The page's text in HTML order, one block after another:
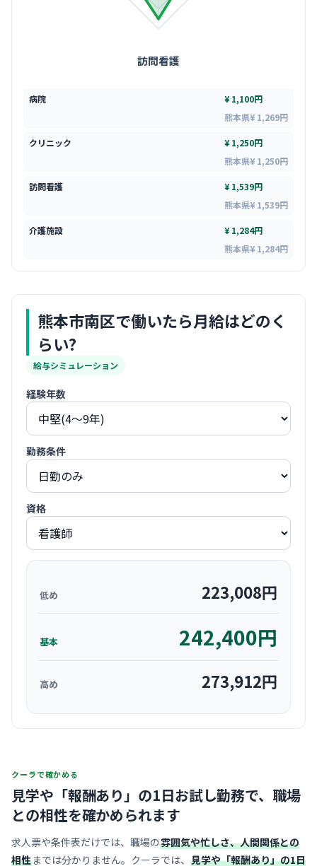
訪問看護
病院
¥ 1,100円
熊本県¥ 1,269円
クリニック
¥ 1,250円
熊本県¥ 1,250円
訪問看護
¥ 1,539円
熊本県¥ 1,539円
介護施設
¥ 1,284円
熊本県¥ 1,284円
熊本市南区で働いたら月給はどのく
らい?
給与シミュレーション
経験年数
勤務条件
資格
低め 223,008円
基本 242,400円
高め 273,912円
クーラで確かめる
見学や「報酬あり」の1日お試し勤務で、 職場
との相性を確かめられます
求人票や条件表だけでは、職場の雰囲気や忙しさ、人間関係との
相性までは分かりません。クーラでは、 見学や「報酬あり」の1日